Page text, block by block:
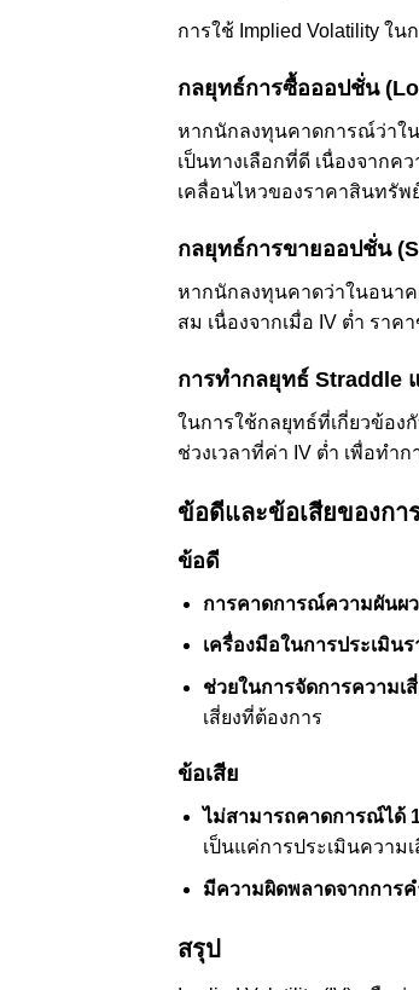
การใช้ Implied Volatility ใ
กลยุทธ์การซื้อออปชั่น
หากนักลงทุนคาดการณ์ว่าใน
เป็นทางเลือกที่ดี เนื่องจาก
เคลื่อนไหวของราคาสินทรัพ
กลยุทธ์การขายออปชั่น
หากนักลงทุนคาดว่าในอนาค
สม เนื่องจากเมื่อ IV ต่ำ รา
การทำกลยุทธ์ Straddle
ในการใช้กลยุทธ์ที่เกี่ยวข้อง
ช่วงเวลาที่ค่า IV ต่ำ เพื่อท
ข้อดีและข้อเสียของก
ข้อดี
การคาดการณ์ความผันผ
เครื่องมือในการประเมิน
ช่วยในการจัดการความเ
เสี่ยงที่ต้องการ
ข้อเสีย
ไม่สามารถคาดการณ์ได้
เป็นแค่การประเมินความเ
มีความผิดพลาดจากการ
สรุป